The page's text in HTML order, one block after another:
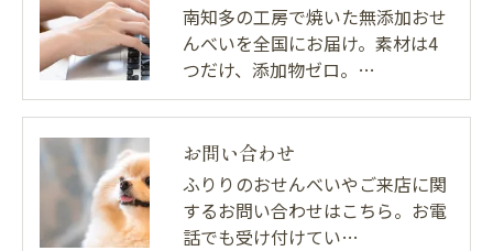
南知多の工房で焼いた無添加おせ
んべいを全国にお届け。素材は4
つだけ、添加物ゼロ。…
お問い合わせ
ふりりのおせんべいやご来店に関
するお問い合わせはこちら。お電
話でも受け付けてい…